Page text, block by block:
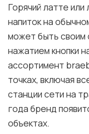
Горячий латте
напиток на
может быть своим
нажатием кнопки
ассортимент
точках, включая
станции сети на
года бренд
объектах.